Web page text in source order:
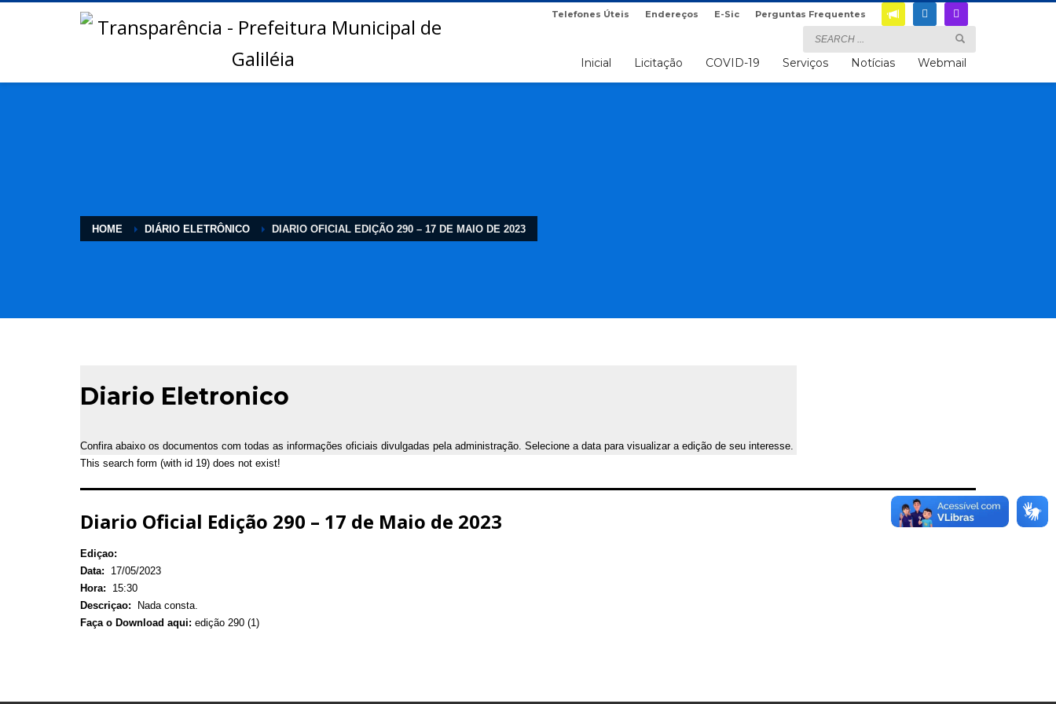
Telefones Úteis Endereços E-Sic Perguntas Frequentes
Inicial Licitação COVID-19 Serviços Notícias Webmail
HOME DIÁRIO ELETRÔNICO DIARIO OFICIAL EDIÇÃO 290 – 17 DE MAIO DE 2023
Diario Eletronico
Confira abaixo os documentos com todas as informações oficiais divulgadas pela administração. Selecione a data para visualizar a edição de seu interesse.
This search form (with id 19) does not exist!
Diario Oficial Edição 290 – 17 de Maio de 2023
Ediçao:
Data:
17/05/2023
Hora:
15:30
Descriçao:
Nada consta.
Faça o Download aqui: edição 290 (1)